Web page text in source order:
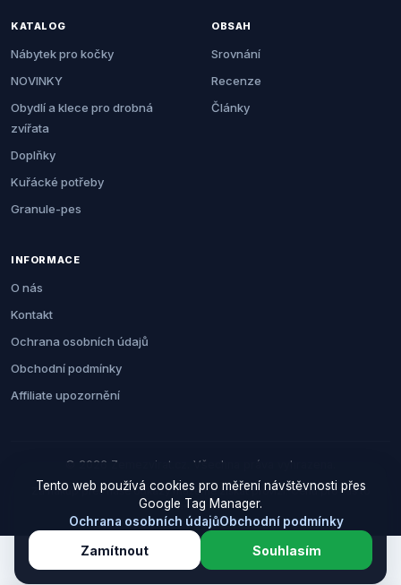
KATALOG
Nábytek pro kočky
NOVINKY
Obydlí a klece pro drobná
zvířata
Doplňky
Kuřácké potřeby
Granule-pes
OBSAH
Srovnání
Recenze
Články
INFORMACE
O nás
Kontakt
Ochrana osobních údajů
Obchodní podmínky
Affiliate upozornění
© 2026 Zemezvirat.cz. Všechna práva vyhrazena.
Za nákup přes naše odkazy můžeme získat provizi. Cenu pro vás to
neovlivní.
Tento web používá cookies pro měření návštěvnosti přes
Google Tag Manager.
Ochrana osobních údajůObchodní podmínky
Zamítnout Souhlasím